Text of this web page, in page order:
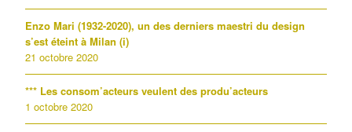
Enzo Mari (1932-2020), un des derniers maestri du design
s’est éteint à Milan (i)
21 octobre 2020
*** Les consom’acteurs veulent des produ’acteurs
1 octobre 2020